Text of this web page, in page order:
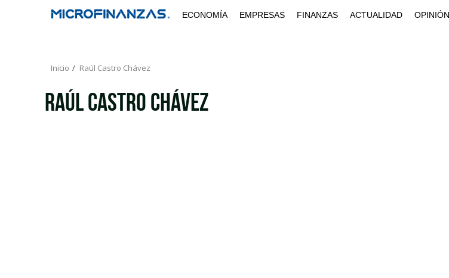
ECONOMÍA EMPRESAS FINANZAS ACTUALIDAD OPINIÓN
Inicio Raúl Castro Chávez
Raúl Castro Chávez